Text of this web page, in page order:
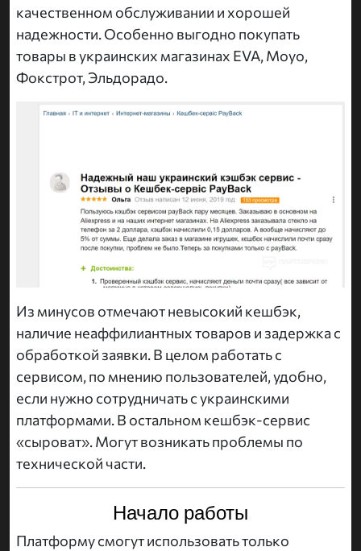
качественном обслуживании и хорошей
надежности. Особенно выгодно покупать
товары в украинских магазинах EVA, Moyo,
Фокстрот, Эльдорадо.
Из минусов отмечают невысокий кешбэк,
наличие неаффилиантных товаров и задержка с
обработкой заявки. В целом работать с
сервисом, по мнению пользователей, удобно,
если нужно сотрудничать с украинскими
платформами. В остальном кешбэк-сервис
«сыроват». Могут возникать проблемы по
технической части.
Начало работы
Платформу смогут использовать только